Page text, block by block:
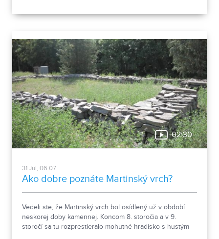
02:30
31.Jul, 06:07
Ako dobre poznáte Martinský vrch?
Vedeli ste, že Martinský vrch bol osídlený už v období
neskorej doby kamennej. Koncom 8. storočia a v 9.
storočí sa tu rozprestieralo mohutné hradisko s hustým